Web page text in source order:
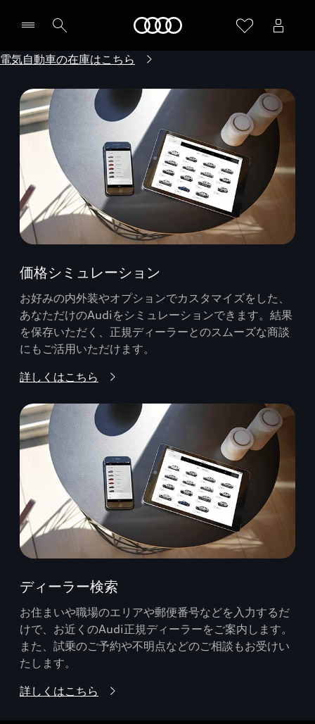
電気自動車の在庫はこちら
価格シミュレーション
お好みの内外装やオプションでカスタマイズをした、
あなただけのAudiをシミュレーションできます。結果
を保存いただく、正規ディーラーとのスムーズな商談
にもご活用いただけます。
詳しくはこちら
ディーラー検索
お住まいや職場のエリアや郵便番号などを入力するだ
けで、お近くのAudi正規ディーラーをご案内します。
また、試乗のご予約や不明点などのご相談もお受けい
たします。
詳しくはこちら